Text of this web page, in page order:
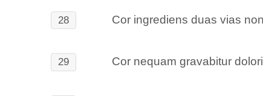
28 Cor ingrediens duas vias
29 Cor nequam gravabitur